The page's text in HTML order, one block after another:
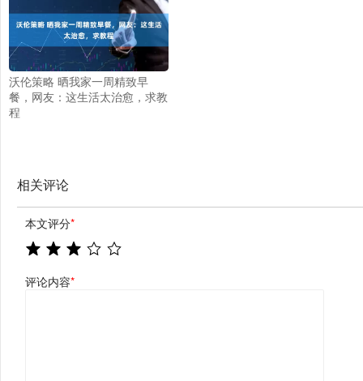
沃伦策略 晒我家一周精致早
餐，网友：这生活太治愈，求教
程
相关评论
本文评分*
评论内容*